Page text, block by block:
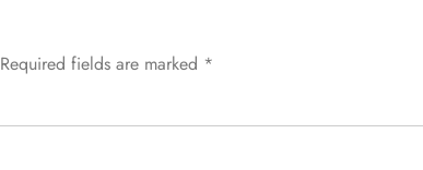
Required fields are marked *